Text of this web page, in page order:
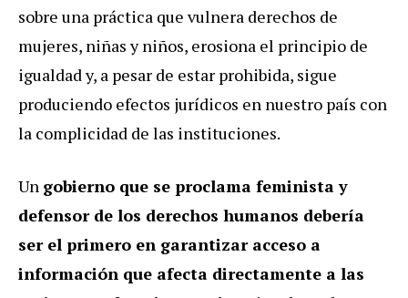
sobre una práctica que vulnera derechos de
mujeres, niñas y niños, erosiona el principio de
igualdad y, a pesar de estar prohibida, sigue
produciendo efectos jurídicos en nuestro país con
la complicidad de las instituciones.
Un gobierno que se proclama feminista y
defensor de los derechos humanos debería
ser el primero en garantizar acceso a
información que afecta directamente a las